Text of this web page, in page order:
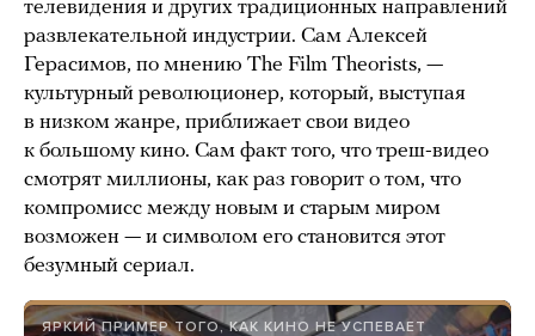
телевидения и других традиционных направлений
развлекательной индустрии. Сам Алексей
Герасимов, по мнению The Film Theorists, —
культурный революционер, который, выступая
в низком жанре, приближает свои видео
к большому кино. Сам факт того, что треш-видео
смотрят миллионы, как раз говорит о том, что
компромисс между новым и старым миром
возможен — и символом его становится этот
безумный сериал.
ЯРКИЙ ПРИМЕР ТОГО, КАК КИНО НЕ УСПЕВАЕТ